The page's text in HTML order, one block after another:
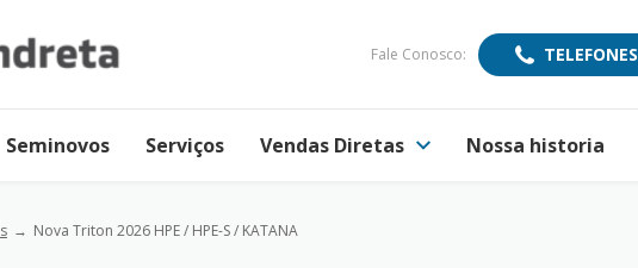
Fale Conosco: TELEFONES
Seminovos Serviços Vendas Diretas Nossa historia
Nova Triton 2026 HPE / HPE-S / KATANA